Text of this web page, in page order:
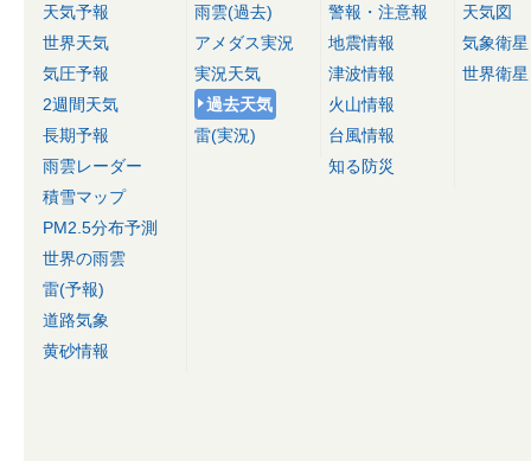
天気予報
世界天気
気圧予報
2週間天気
長期予報
雨雲レーダー
積雪マップ
PM2.5分布予測
世界の雨雲
雷(予報)
道路気象
黄砂情報
雨雲(過去)
アメダス実況
実況天気
過去天気
雷(実況)
警報・注意報
地震情報
津波情報
火山情報
台風情報
知る防災
天気図
気象衛星
世界衛星